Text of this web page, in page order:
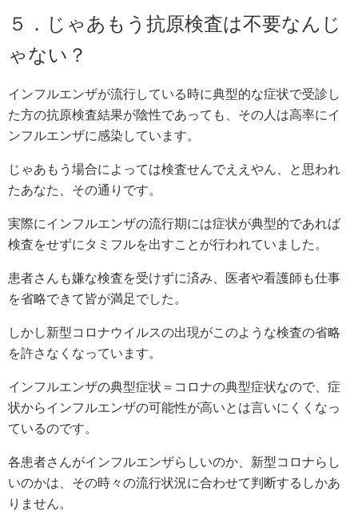
５．じゃあもう抗原検査は不要なんじ
ゃない？
インフルエンザが流行している時に典型的な症状で受診し
た方の抗原検査結果が陰性であっても、その人は高率にイ
ンフルエンザに感染しています。
じゃあもう場合によっては検査せんでええやん、と思われ
たあなた、その通りです。
実際にインフルエンザの流行期には症状が典型的であれば
検査をせずにタミフルを出すことが行われていました。
患者さんも嫌な検査を受けずに済み、医者や看護師も仕事
を省略できて皆が満足でした。
しかし新型コロナウイルスの出現がこのような検査の省略
を許さなくなっています。
インフルエンザの典型症状＝コロナの典型症状なので、症
状からインフルエンザの可能性が高いとは言いにくくなっ
ているのです。
各患者さんがインフルエンザらしいのか、新型コロナらし
いのかは、その時々の流行状況に合わせて判断するしかあ
りません。